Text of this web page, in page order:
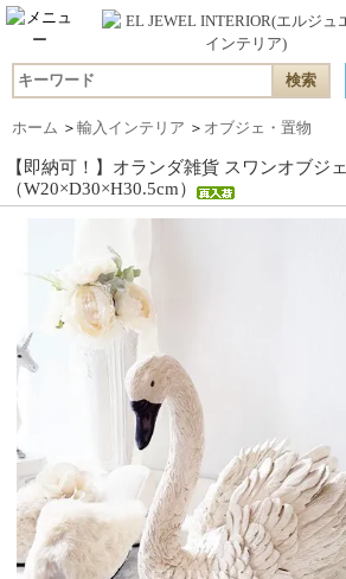
ホーム ＞ 輸入インテリア ＞ オブジェ・置物
【即納可！】オランダ雑貨 スワンオブジェ
（W20×D30×H30.5cm）